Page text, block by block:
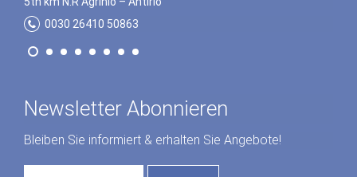
0030 26820 23172
0030 26410 50863
Newsletter Abonnieren
Bleiben Sie informiert & erhalten Sie Angebote!